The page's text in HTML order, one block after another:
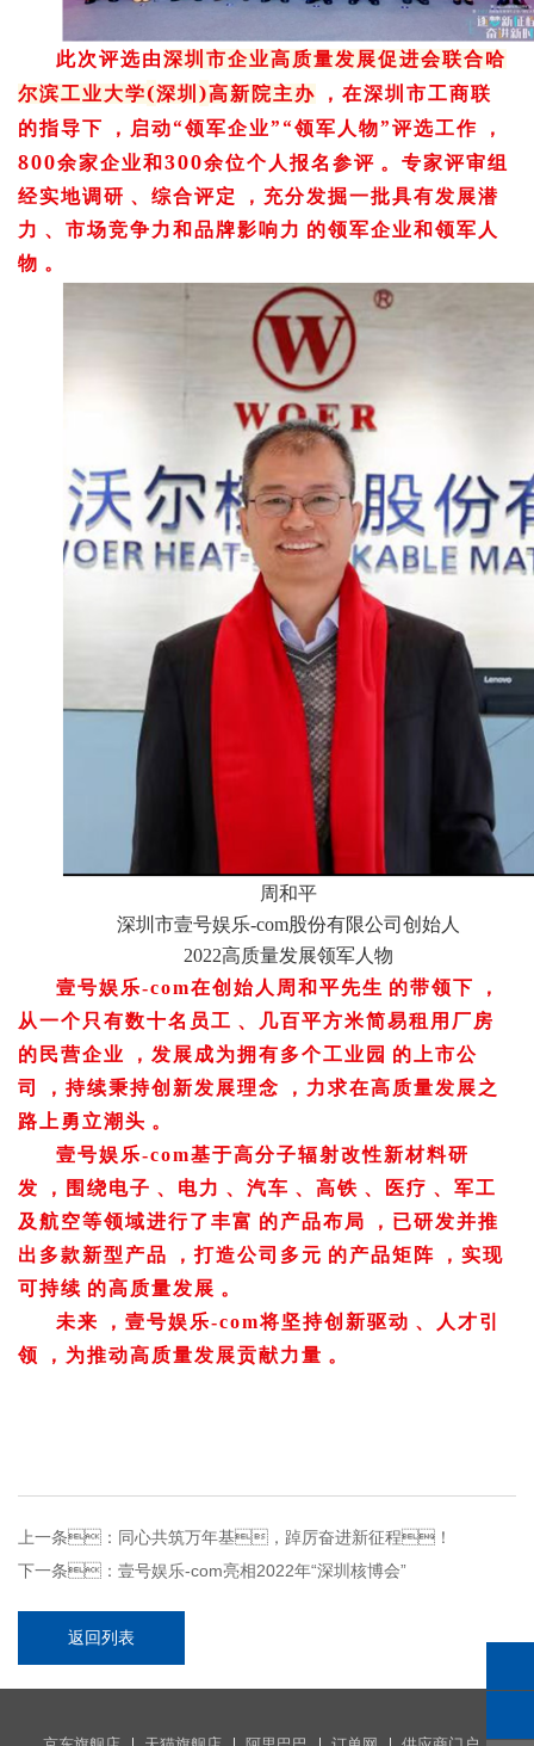
此次评选由深圳市企业高质量发展促进会联合哈
尔滨工业大学(深圳 )高新院主办 ，在深圳市工商联
的指导下，启动“领军企业”“领军人物”评选工作，
800余家企业和 300余位个人报名参评。专家评审组
经实地调研、综合评定，充分发掘一批具有发展潜
力、市场竞争力和品牌影响力的领军企业和领军人
物。
周和平
深圳市壹号娱乐-com股份有限公司创始人
2022高质量发展领军人物
壹号娱乐-com在创始人周和平先生的带领下，
从一个只有数十名员工、几百平方米简易租用厂房
的民营企业，发展成为拥有多个工业园的上市公
司，持续秉持创新发展理念，力求在高质量发展之
路上勇立潮头。
壹号娱乐-com基于高分子辐射改性新材料研
发，围绕电子、电力、汽车、高铁、医疗、军工
及航空等领域进行了丰富的产品布局，已研发并推
出多款新型产品，打造公司多元的产品矩阵，实现
可持续的高质量发展。
未来，壹号娱乐-com将坚持创新驱动、人才引
领，为推动高质量发展贡献力量。
上一条： 同心共筑万年基，踔厉奋进新征程！
下一条： 壹号娱乐-com亮相2022年“深圳核博会”
返回列表